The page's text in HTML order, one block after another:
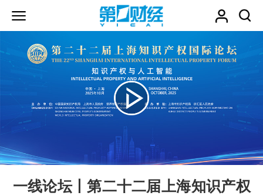
一线论坛丨第二十二届上海知识产权